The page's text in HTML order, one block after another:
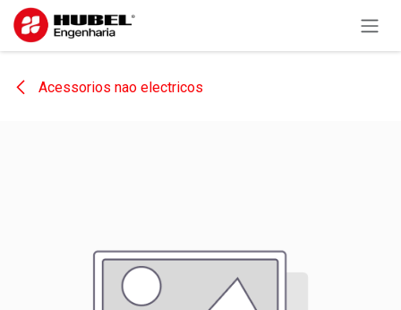
Pular para o conteúdo
Acessorios nao electricos